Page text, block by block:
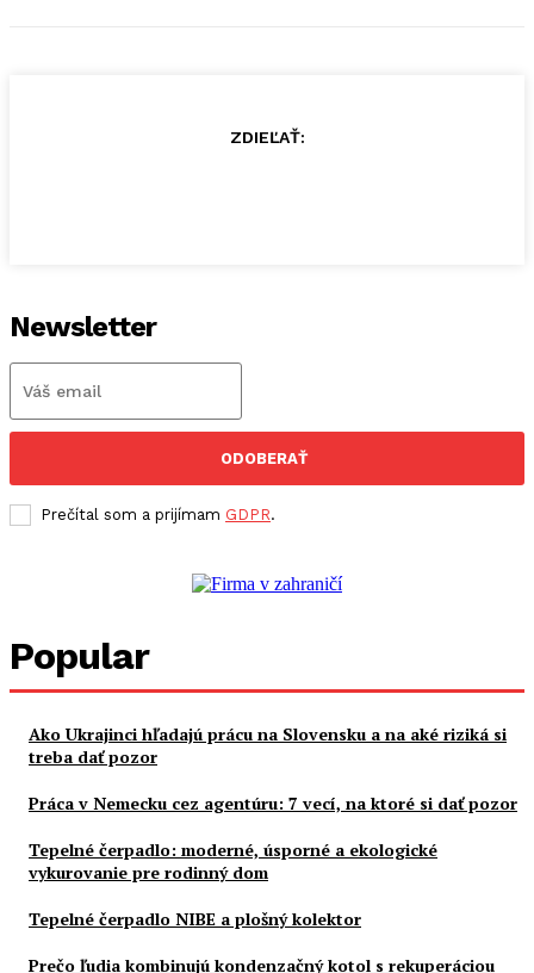
ZDIEĽAŤ:
Newsletter
ODOBERAŤ
Prečítal som a prijímam GDPR.
Popular
Ako Ukrajinci hľadajú prácu na Slovensku a na aké riziká si
treba dať pozor
Práca v Nemecku cez agentúru: 7 vecí, na ktoré si dať pozor
Tepelné čerpadlo: moderné, úsporné a ekologické
vykurovanie pre rodinný dom
Tepelné čerpadlo NIBE a plošný kolektor
Prečo ľudia kombinujú kondenzačný kotol s rekuperáciou